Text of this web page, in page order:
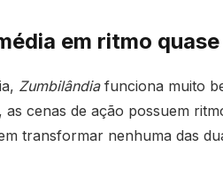
em ritmo
Zumbilândiafunciona muito
cenas de ação possuem
transformar nenhuma das